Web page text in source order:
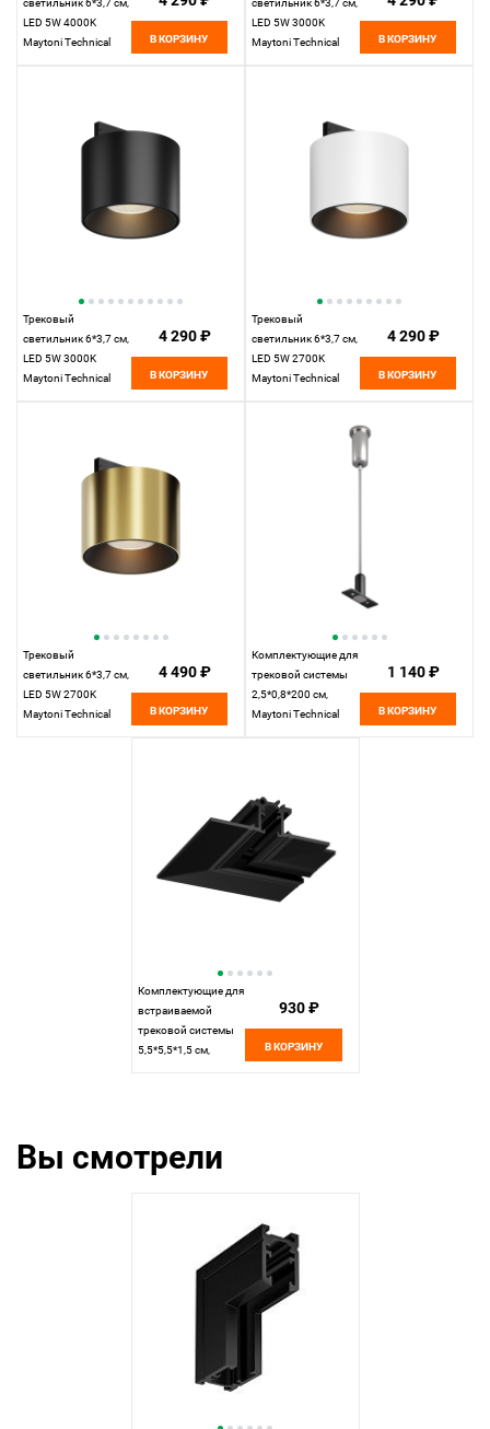
светильник 6*3,7 см,
LED 5W 4000K
Maytoni Technical
В КОРЗИНУ
светильник 6*3,7 см,
LED 5W 3000K
Maytoni Technical
В КОРЗИНУ
Трековый
светильник 6*3,7 см,
LED 5W 3000K
Maytoni Technical
4 290 ₽
В КОРЗИНУ
Трековый
светильник 6*3,7 см,
LED 5W 2700K
Maytoni Technical
4 290 ₽
В КОРЗИНУ
Трековый
светильник 6*3,7 см,
LED 5W 2700K
Maytoni Technical
4 490 ₽
В КОРЗИНУ
Комплектующие для
трековой системы
2,5*0,8*200 см,
Maytoni Technical
1 140 ₽
В КОРЗИНУ
Комплектующие для
встраиваемой
трековой системы
5,5*5,5*1,5 см,
930 ₽
В КОРЗИНУ
Вы смотрели